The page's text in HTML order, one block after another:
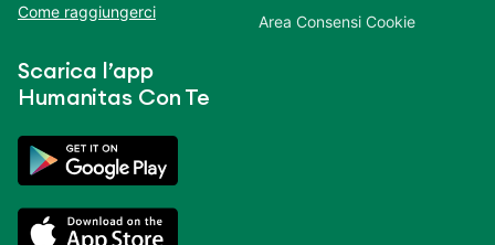
Come raggiungerci
Scarica l’app
Humanitas Con Te
Area Consensi Cookie